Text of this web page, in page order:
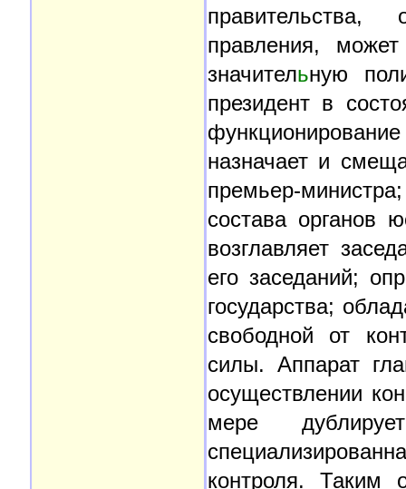
правительства,
правления,
значительную
президент в
назначает и
премьер-
состава органов
возглавляет
его заседаний;
государства;
свободной от
силы. Аппарат
осуществлении
мере
контроля. Таким